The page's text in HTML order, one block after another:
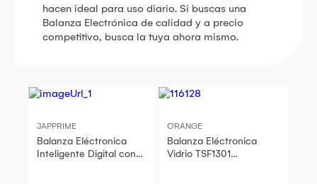
hacen ideal para uso diario. Si buscas una
Balanza Electrónica de calidad y a precio
competitivo, busca la tuya ahora mismo.
JAPPRIME
Balanza Eléctronica
Inteligente Digital con
ORANGE
Balanza Eléctronica
Vidrio TSF1301